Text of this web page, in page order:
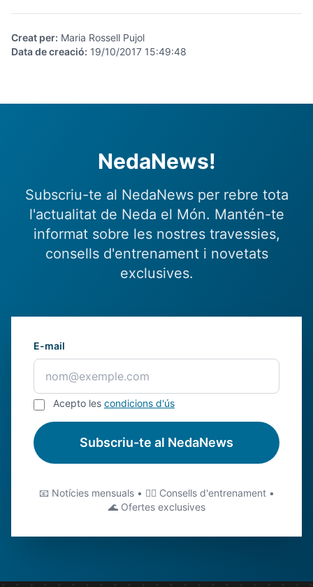
Creat per: Maria Rossell Pujol
Data de creació: 19/10/2017 15:49:48
NedaNews!
Subscriu-te al NedaNews per rebre tota
l'actualitat de Neda el Món. Mantén-te
informat sobre les nostres travessies,
consells d'entrenament i novetats
exclusives.
E-mail
Acepto les condicions d'ús
Subscriu-te al NedaNews
📧 Notícies mensuals • 🏊‍♂️ Consells d'entrenament •
🌊 Ofertes exclusives